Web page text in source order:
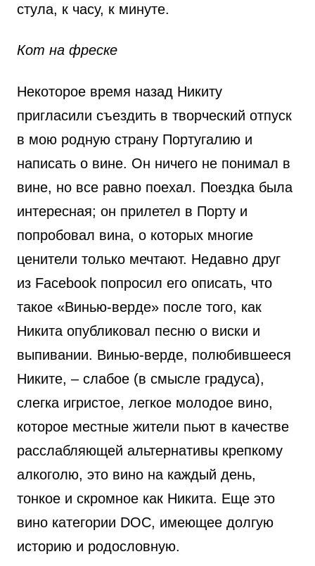
стула, к часу, к минуте.
Кот на фреске
Некоторое время назад Никиту
пригласили съездить в творческий отпуск
в мою родную страну Португалию и
написать о вине. Он ничего не понимал в
вине, но все равно поехал. Поездка была
интересная; он прилетел в Порту и
попробовал вина, о которых многие
ценители только мечтают. Недавно друг
из Facebook попросил его описать, что
такое «Винью-верде» после того, как
Никита опубликовал песню о виски и
выпивании. Винью-верде, полюбившееся
Никите, – слабое (в смысле градуса),
слегка игристое, легкое молодое вино,
которое местные жители пьют в качестве
расслабляющей альтернативы крепкому
алкоголю, это вино на каждый день,
тонкое и скромное как Никита. Еще это
вино категории DOC, имеющее долгую
историю и родословную.